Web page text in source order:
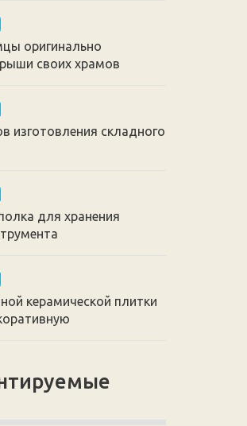
оригинально
своих храмов
изготовления складного
для хранения
керамической плитки